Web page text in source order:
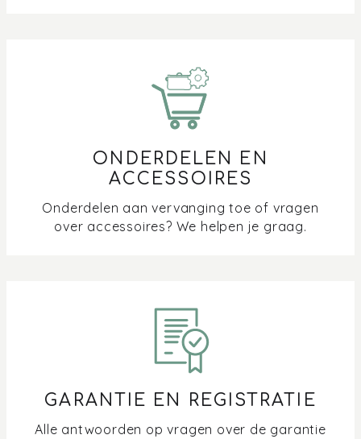
ONDERDELEN EN
ACCESSOIRES
Onderdelen aan vervanging toe of vragen
over accessoires? We helpen je graag.
GARANTIE EN REGISTRATIE
Alle antwoorden op vragen over de garantie